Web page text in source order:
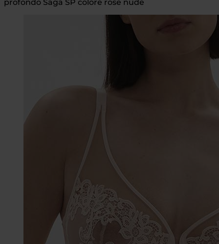
profondo Saga SP colore rose nude